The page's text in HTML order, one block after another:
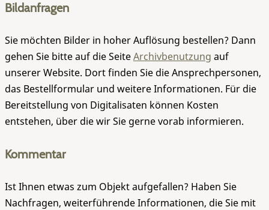
Bildanfragen
Sie möchten Bilder in hoher Auflösung bestellen? Dann
gehen Sie bitte auf die SeiteArchivbenutzung auf
unserer Website. Dort finden Sie die Ansprechpersonen,
das Bestellformular und weitere Informationen. Für die
Bereitstellung von Digitalisaten können Kosten
entstehen, über die wir Sie gerne vorab informieren.
Kommentar
Ist Ihnen etwas zum Objekt aufgefallen? Haben Sie
Nachfragen, weiterführende Informationen, die Sie mit